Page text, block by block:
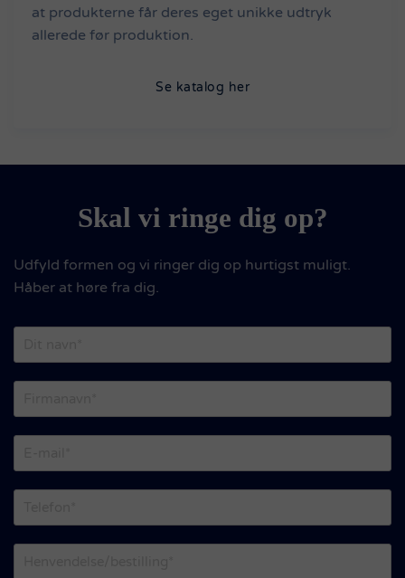
at produkterne får deres eget unikke udtryk
allerede før produktion.
Se katalog her
Skal vi ringe dig op?
Udfyld formen og vi ringer dig op hurtigst muligt.
Håber at høre fra dig.